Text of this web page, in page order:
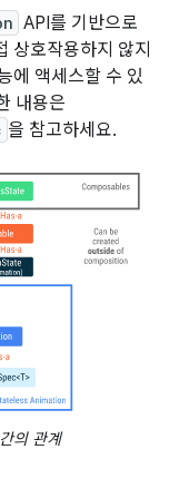
API를 기반으로
상호작용하지 않지
에 액세스할 수 있
내용은
을 참고하세요.
의 관계